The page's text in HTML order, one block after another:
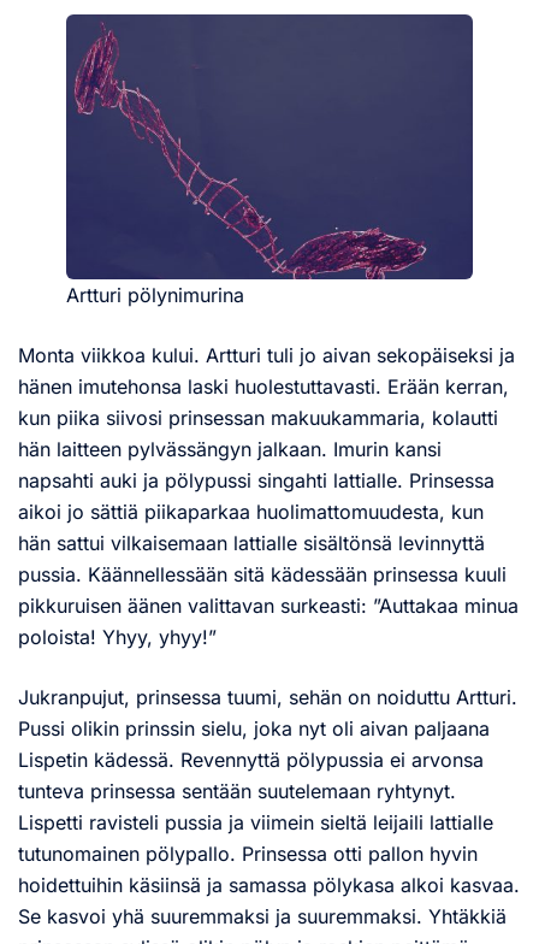
Artturi pölynimurina
Monta viikkoa kului. Artturi tuli jo aivan sekopäiseksi ja
hänen imutehonsa laski huolestuttavasti. Erään kerran,
kun piika siivosi prinsessan makuukammaria, kolautti
hän laitteen pylvässängyn jalkaan. Imurin kansi
napsahti auki ja pölypussi singahti lattialle. Prinsessa
aikoi jo sättiä piikaparkaa huolimattomuudesta, kun
hän sattui vilkaisemaan lattialle sisältönsä levinnyttä
pussia. Käännellessään sitä kädessään prinsessa kuuli
pikkuruisen äänen valittavan surkeasti: ”Auttakaa minua
poloista! Yhyy, yhyy!”
Jukranpujut, prinsessa tuumi, sehän on noiduttu Artturi.
Pussi olikin prinssin sielu, joka nyt oli aivan paljaana
Lispetin kädessä. Revennyttä pölypussia ei arvonsa
tunteva prinsessa sentään suutelemaan ryhtynyt.
Lispetti ravisteli pussia ja viimein sieltä leijaili lattialle
tutunomainen pölypallo. Prinsessa otti pallon hyvin
hoidettuihin käsiinsä ja samassa pölykasa alkoi kasvaa.
Se kasvoi yhä suuremmaksi ja suuremmaksi. Yhtäkkiä